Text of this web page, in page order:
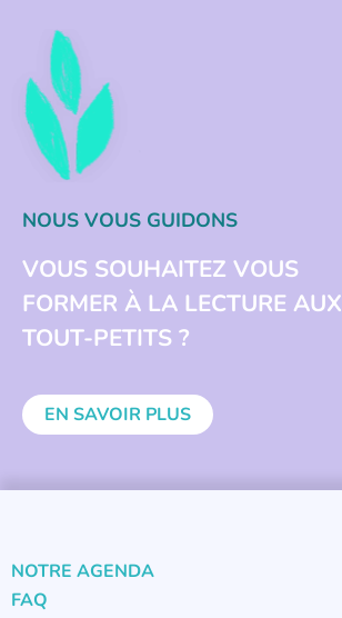
NOUS VOUS GUIDONS
VOUS SOUHAITEZ VOUS
FORMER À LA LECTURE AUX
TOUT-PETITS ?
EN SAVOIR PLUS
NOTRE AGENDA
FAQ